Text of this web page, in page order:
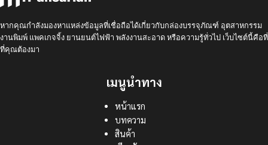
หากคุณกำลังมองหาแหล่งข้อมูลที่เชื่อถือได้เกี่ยวกับกล่องบรรจุภัณฑ์ อุตสาหกรรม
งานพิมพ์ แพคเกจจิ้ง ยานยนต์ไฟฟ้า พลังงานสะอาด หรือความรู้ทั่วไป เว็บไซต์นี้คือที่
ที่คุณต้องมา
เมนูนำทาง
หน้าแรก
บทความ
สินค้า